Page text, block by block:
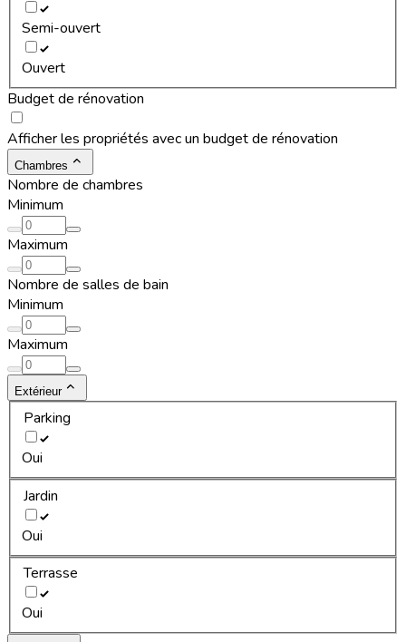
Semi-ouvert
Ouvert
Budget de rénovation
Afficher les propriétés avec un budget de rénovation
Chambres
Nombre de chambres
Minimum
Maximum
Nombre de salles de bain
Minimum
Maximum
Extérieur
Parking
Oui
Jardin
Oui
Terrasse
Oui